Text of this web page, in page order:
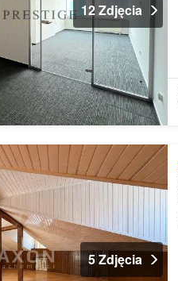
12 Zdjęcia
5 Zdjęcia